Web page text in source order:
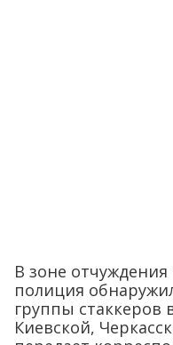
В зоне
полиция
группы стаккеров
Киевской,